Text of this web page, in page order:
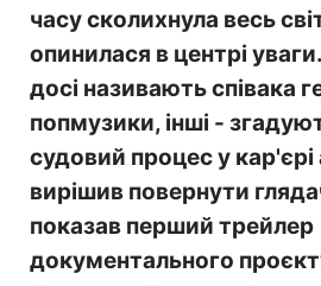
часу сколихнула весь
опинилася в центрі
досі називають співака
попмузики, інші -
судовий процес у
вирішив повернути
показав перший трейлер
документального